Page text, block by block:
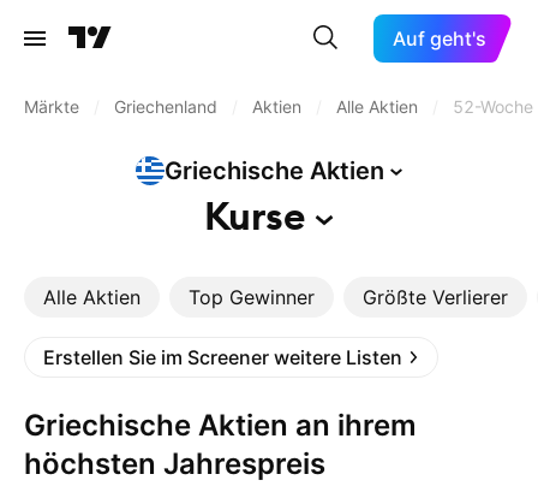
Auf geht's
Märkte Griechenland Aktien Alle Aktien 52-
Griechische Aktien
Kurse
Alle Aktien Top Gewinner Größte Verlierer
Erstellen Sie im Screener weitere Listen
Griechische Aktien an ihrem
höchsten Jahrespreis